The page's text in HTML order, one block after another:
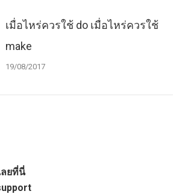
เมื่อไหร่ควรใช้ do เมื่อไหร่ควรใช้
make
19/08/2017
ลยที่นี่